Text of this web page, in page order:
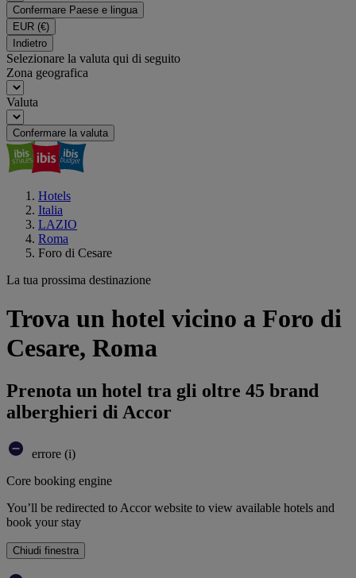
Confermare Paese e lingua
EUR (€)
Indietro
Selezionare la valuta qui di seguito
Zona geografica
Valuta
Confermare la valuta
Hotels
Italia
LAZIO
Roma
Foro di Cesare
La tua prossima destinazione
Trova un hotel vicino a Foro di
Cesare, Roma
Prenota un hotel tra gli oltre 45 brand
alberghieri di Accor
errore (i)
Core booking engine
You’ll be redirected to Accor website to view available hotels and
book your stay
Chiudi finestra